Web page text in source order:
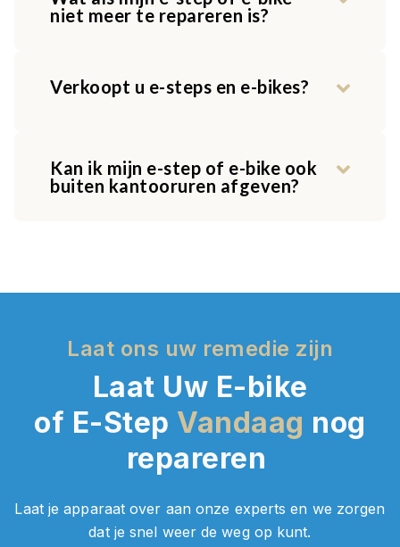
niet meer te repareren is?
Verkoopt u e-steps en e-bikes?
Kan ik mijn e-step of e-bike ook
buiten kantooruren afgeven?
Laat ons uw remedie zijn
Laat Uw E-bike
of E-Step Vandaag nog
repareren
Laat je apparaat over aan onze experts en we zorgen
dat je snel weer de weg op kunt.